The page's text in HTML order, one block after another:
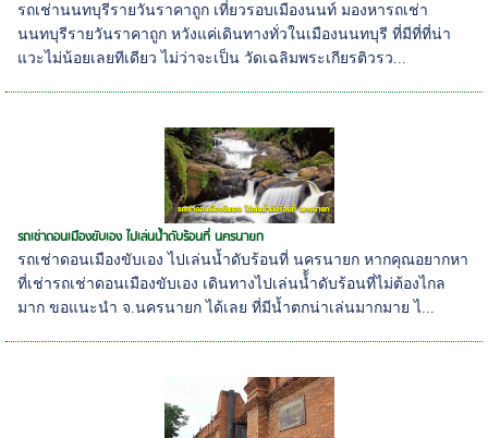
รถเช่านนทบุรีรายวันราคาถูก เที่ยวรอบเมืองนนท์ มองหารถเช่า
นนทบุรีรายวันราคาถูก หวังแค่เดินทางทั่วในเมืองนนทบุรี ที่มีที่ที่น่า
แวะไม่น้อยเลยทีเดียว ไม่ว่าจะเป็น วัดเฉลิมพระเกียรติวรว...
รถเช่าดอนเมืองขับเอง ไปเล่นน้ำดับร้อนที่ นครนายก
รถเช่าดอนเมืองขับเอง ไปเล่นน้ำดับร้อนที่ นครนายก หากคุณอยากหา
ที่เช่ารถเช่าดอนเมืองขับเอง เดินทางไปเล่นน้้ำดับร้อนที่ไม่ต้องไกล
มาก ขอแนะนำ จ.นครนายก ได้เลย ที่มีน้ำตกน่าเล่นมากมาย ไ...